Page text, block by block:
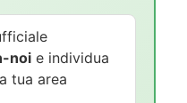
noi e individua
tua area